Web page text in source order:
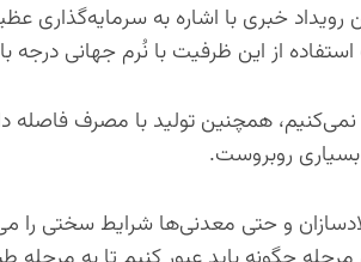
خبری با اشاره به سرمایه‌گذاری
از این ظرفیت با نُرم جهانی درجه
نمی‌کنیم، همچنین تولید با مصرف فاصله
روبروست.
و حتی معدنی‌ها شرایط سختی را